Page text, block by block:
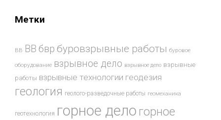
Метки
ВВ ВВ бвр буровзрывные работы буровое
оборудование взрывное дело взрывное дело взрывные
работы взрывные технологии геодезия
геология геолого-разведочные работы геомеханика
геотехнология горное дело горное